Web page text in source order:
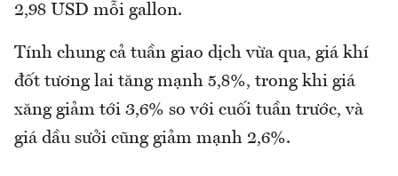
2,98 USD mỗi gallon.
Tính chung cả tuần giao dịch vừa qua, giá khí
đốt tương lai tăng mạnh 5,8%, trong khi giá
xăng giảm tới 3,6% so với cuối tuần trước, và
giá dầu sưởi cũng giảm mạnh 2,6%.